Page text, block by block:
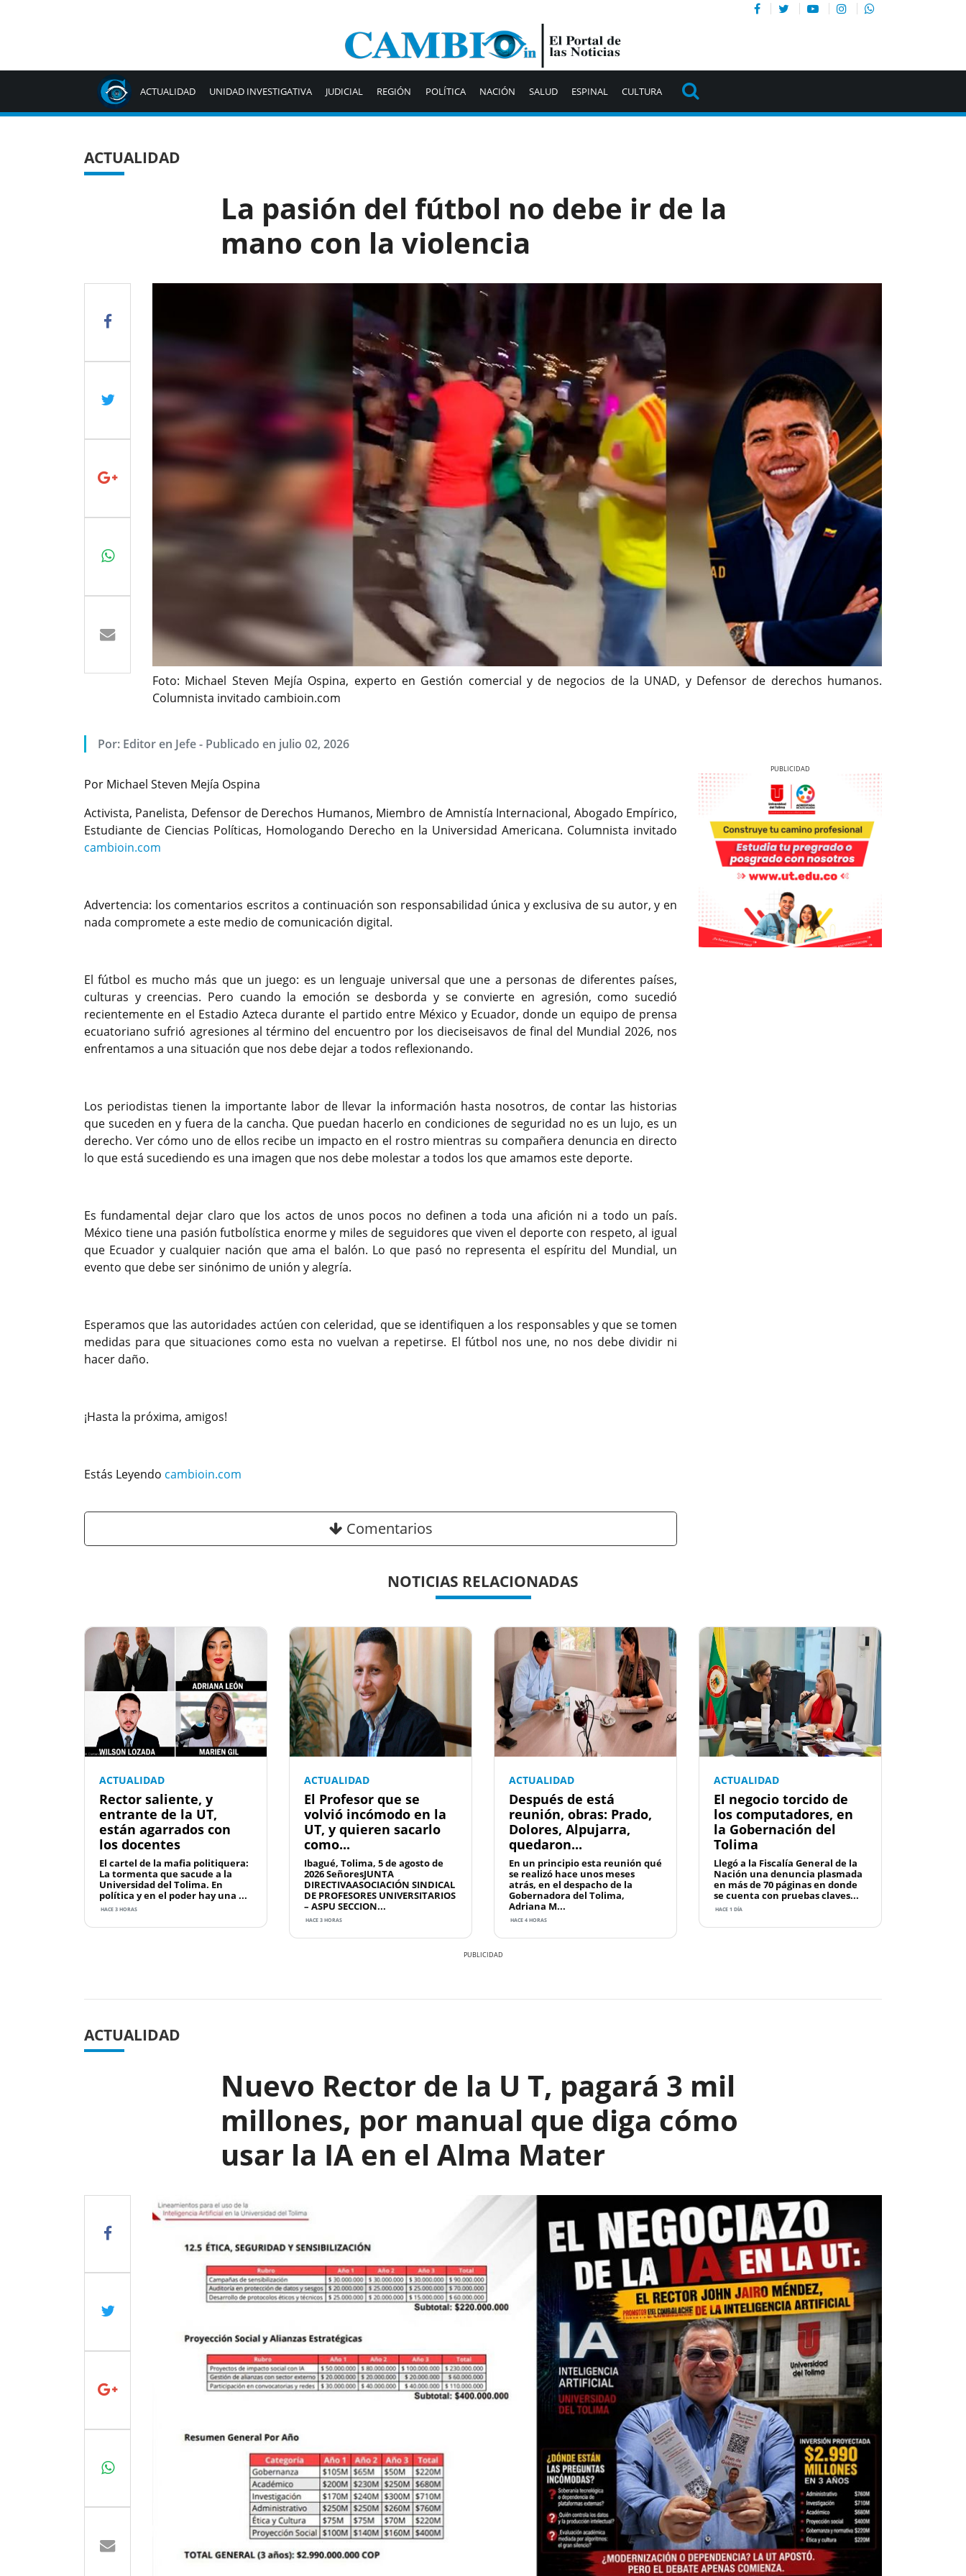
ACTUALIDAD UNIDAD INVESTIGATIVA JUDICIAL REGIÓN POLÍTICA NACIÓN SALUD ESPINAL CULTURA
ACTUALIDAD
La pasión del fútbol no debe ir de la
mano con la violencia
Foto: Michael Steven Mejía Ospina, experto en Gestión comercial y de negocios de la UNAD, y Defensor de derechos humanos.
Columnista invitado cambioin.com
Por: Editor en Jefe - Publicado en julio 02, 2026
Por Michael Steven Mejía Ospina
Activista, Panelista, Defensor de Derechos Humanos, Miembro de Amnistía Internacional, Abogado Empírico,
Estudiante de Ciencias Políticas, Homologando Derecho en la Universidad Americana. Columnista invitado
cambioin.com
Advertencia: los comentarios escritos a continuación son responsabilidad única y exclusiva de su autor, y en
nada compromete a este medio de comunicación digital.
El fútbol es mucho más que un juego: es un lenguaje universal que une a personas de diferentes países,
culturas y creencias. Pero cuando la emoción se desborda y se convierte en agresión, como sucedió
recientemente en el Estadio Azteca durante el partido entre México y Ecuador, donde un equipo de prensa
ecuatoriano sufrió agresiones al término del encuentro por los dieciseisavos de final del Mundial 2026, nos
enfrentamos a una situación que nos debe dejar a todos reflexionando.
Los periodistas tienen la importante labor de llevar la información hasta nosotros, de contar las historias
que suceden en y fuera de la cancha. Que puedan hacerlo en condiciones de seguridad no es un lujo, es un
derecho. Ver cómo uno de ellos recibe un impacto en el rostro mientras su compañera denuncia en directo
lo que está sucediendo es una imagen que nos debe molestar a todos los que amamos este deporte.
Es fundamental dejar claro que los actos de unos pocos no definen a toda una afición ni a todo un país.
México tiene una pasión futbolística enorme y miles de seguidores que viven el deporte con respeto, al igual
que Ecuador y cualquier nación que ama el balón. Lo que pasó no representa el espíritu del Mundial, un
evento que debe ser sinónimo de unión y alegría.
Esperamos que las autoridades actúen con celeridad, que se identifiquen a los responsables y que se tomen
medidas para que situaciones como esta no vuelvan a repetirse. El fútbol nos une, no nos debe dividir ni
hacer daño.
¡Hasta la próxima, amigos!
Estás Leyendo cambioin.com
Comentarios
Previous
NOTICIAS RELACIONADAS
ACTUALIDAD
Rector saliente, y
entrante de la UT,
están agarrados con
los docentes
El cartel de la mafia politiquera:
La tormenta que sacude a la
Universidad del Tolima. En
política y en el poder hay una ...
HACE 3 HORAS
ACTUALIDAD
El Profesor que se
volvió incómodo en la
UT, y quieren sacarlo
como...
Ibagué, Tolima, 5 de agosto de
2026 SeñoresJUNTA
DIRECTIVAASOCIACIÓN SINDICAL
DE PROFESORES UNIVERSITARIOS
– ASPU SECCION...
HACE 3 HORAS
ACTUALIDAD
Después de está
reunión, obras: Prado,
Dolores, Alpujarra,
quedaron...
En un principio esta reunión qué
se realizó hace unos meses
atrás, en el despacho de la
Gobernadora del Tolima,
Adriana M...
HACE 4 HORAS
ACTUALIDAD
El negocio torcido de
los computadores, en
la Gobernación del
Tolima
Llegó a la Fiscalía General de la
Nación una denuncia plasmada
en más de 70 páginas en donde
se cuenta con pruebas claves...
HACE 1 DÍA
ACTUALIDAD
Nuevo Rector de la U T, pagará 3 mil
millones, por manual que diga cómo
usar la IA en el Alma Mater